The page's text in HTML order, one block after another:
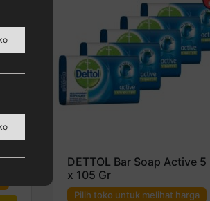
DETTOL Bar Soap Active 5
x 105 Gr
Pilih toko untuk melihat harga